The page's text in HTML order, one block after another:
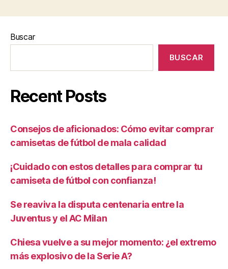
Buscar
BUSCAR
Recent Posts
Consejos de aficionados: Cómo evitar comprar
camisetas de fútbol de mala calidad
¡Cuidado con estos detalles para comprar tu
camiseta de fútbol con confianza!
Se reaviva la disputa centenaria entre la
Juventus y el AC Milan
Chiesa vuelve a su mejor momento: ¿el extremo
más explosivo de la Serie A?